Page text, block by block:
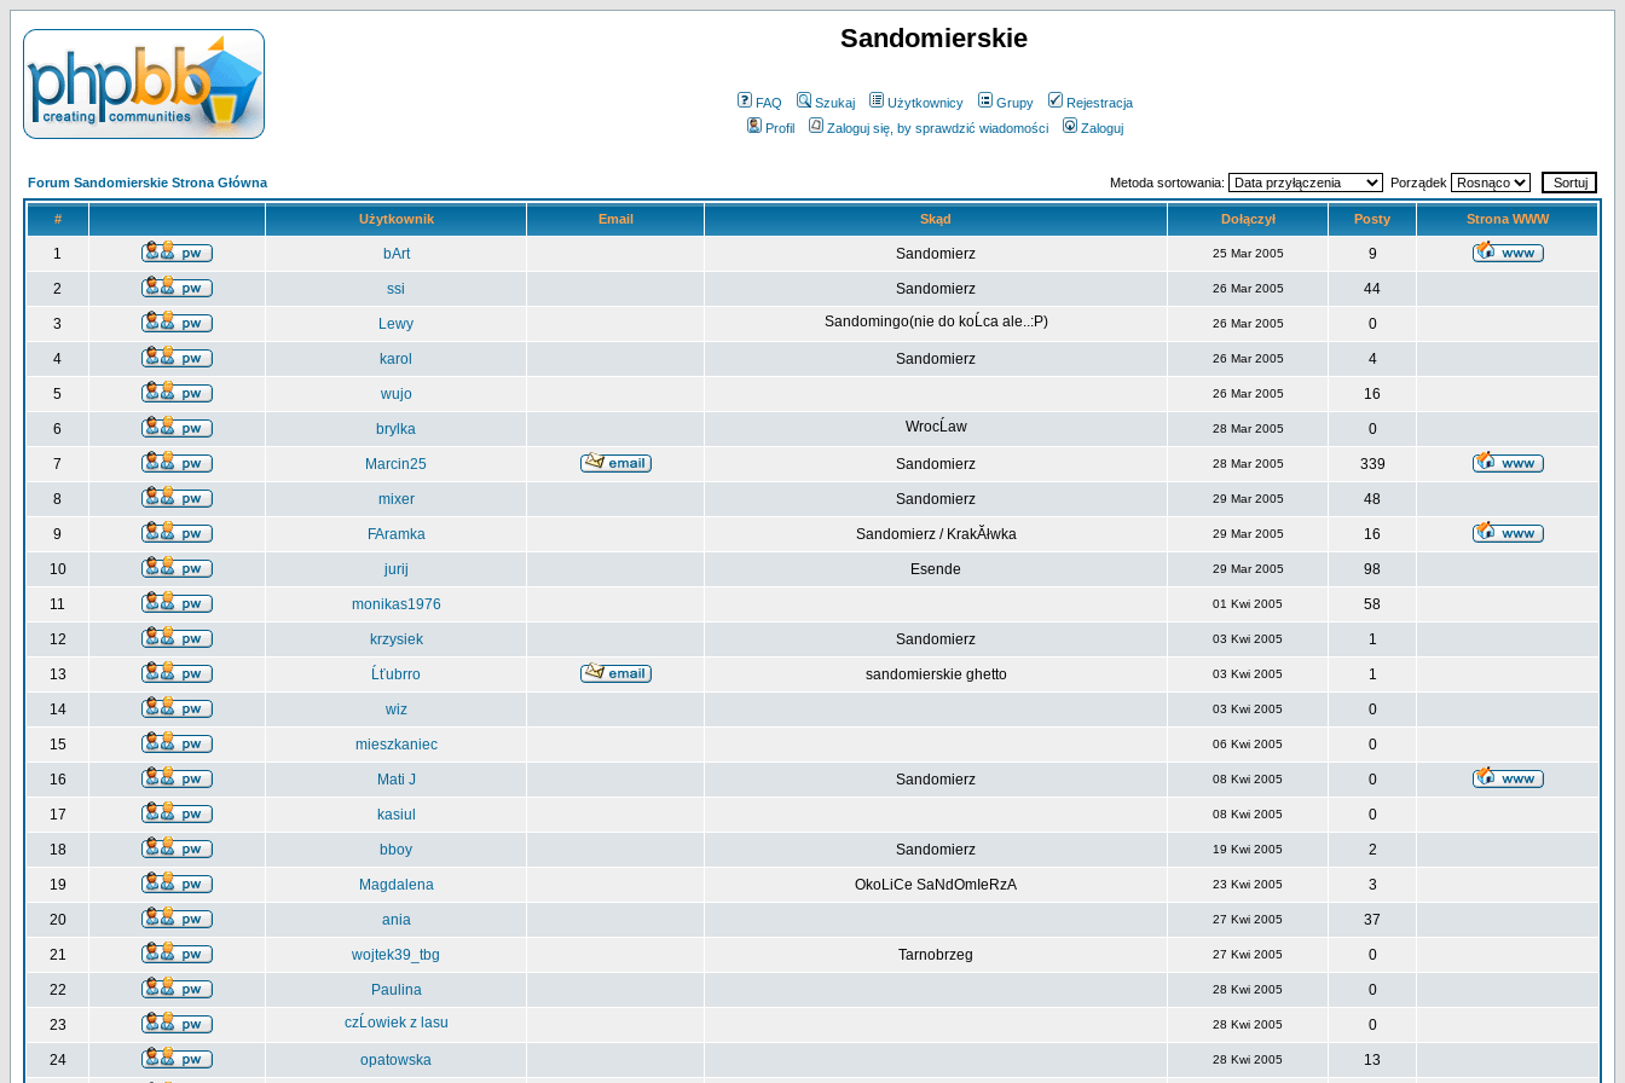
Sandomierskie
FAQ Szukaj Użytkownicy Grupy
Rejestracja
Profil
Zaloguj się, by sprawdzić wiadomości Zaloguj
Forum Sandomierskie Strona Główna Metoda sortowania: Porządek
# Użytkownik Email Skąd Dołączył Posty Strona WWW
1 bArt Sandomierz 25 Mar 2005 9
2 ssi Sandomierz 26 Mar 2005 44
3 Lewy Sandomingo(nie do koĹca ale..:P) 26 Mar 2005 0
4 karol Sandomierz 26 Mar 2005 4
5 wujo 26 Mar 2005 16
6 brylka WrocĹaw 28 Mar 2005 0
7 Marcin25 Sandomierz 28 Mar 2005 339
8 mixer Sandomierz 29 Mar 2005 48
9 FAramka Sandomierz / KrakĂłwka 29 Mar 2005 16
10 jurij Esende 29 Mar 2005 98
11 monikas1976 01 Kwi 2005 58
12 krzysiek Sandomierz 03 Kwi 2005 1
13 Ĺťubrro sandomierskie ghetto 03 Kwi 2005 1
14 wiz 03 Kwi 2005 0
15 mieszkaniec 06 Kwi 2005 0
16 Mati J Sandomierz 08 Kwi 2005 0
17 kasiul 08 Kwi 2005 0
18 bboy Sandomierz 19 Kwi 2005 2
19 Magdalena OkoLiCe SaNdOmIeRzA 23 Kwi 2005 3
20 ania 27 Kwi 2005 37
21 wojtek39_tbg Tarnobrzeg 27 Kwi 2005 0
22 Paulina 28 Kwi 2005 0
23 czĹowiek z lasu 28 Kwi 2005 0
24 opatowska 28 Kwi 2005 13